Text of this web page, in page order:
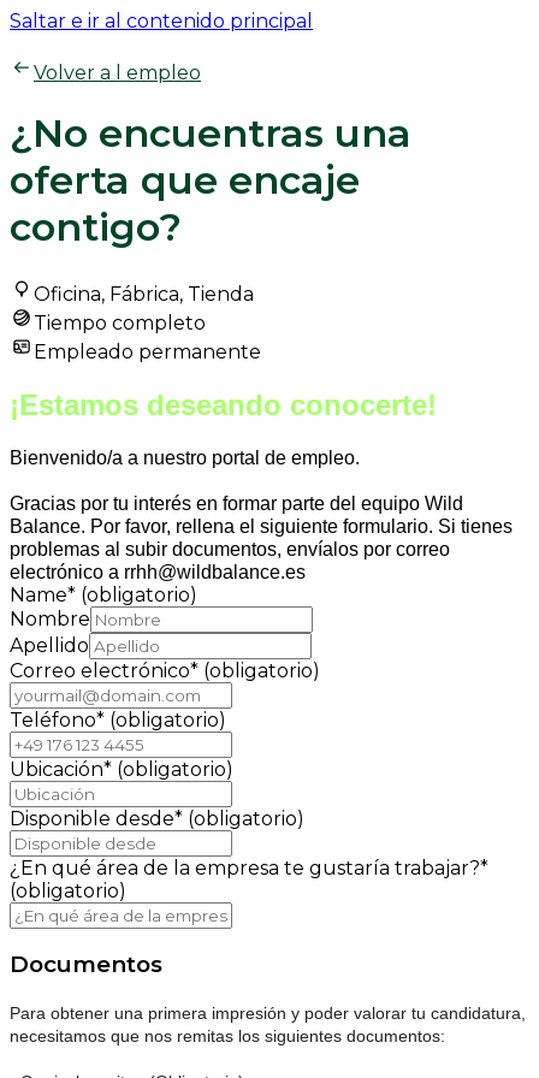
Saltar e ir al contenido principal
Volver a l empleo
¿No encuentras una
oferta que encaje
contigo?
Oficina, Fábrica, Tienda
Tiempo completo
Empleado permanente
¡Estamos deseando conocerte!
Bienvenido/a a nuestro portal de empleo.
Gracias por tu interés en formar parte del equipo Wild
Balance. Por favor, rellena el siguiente formulario. Si tienes
problemas al subir documentos, envíalos por correo
electrónico a rrhh@wildbalance.es
Name* (obligatorio)
Nombre
Apellido
Correo electrónico* (obligatorio)
Teléfono* (obligatorio)
Ubicación* (obligatorio)
Disponible desde* (obligatorio)
¿En qué área de la empresa te gustaría trabajar?*
(obligatorio)
Documentos
Para obtener una primera impresión y poder valorar tu candidatura,
necesitamos que nos remitas los siguientes documentos: